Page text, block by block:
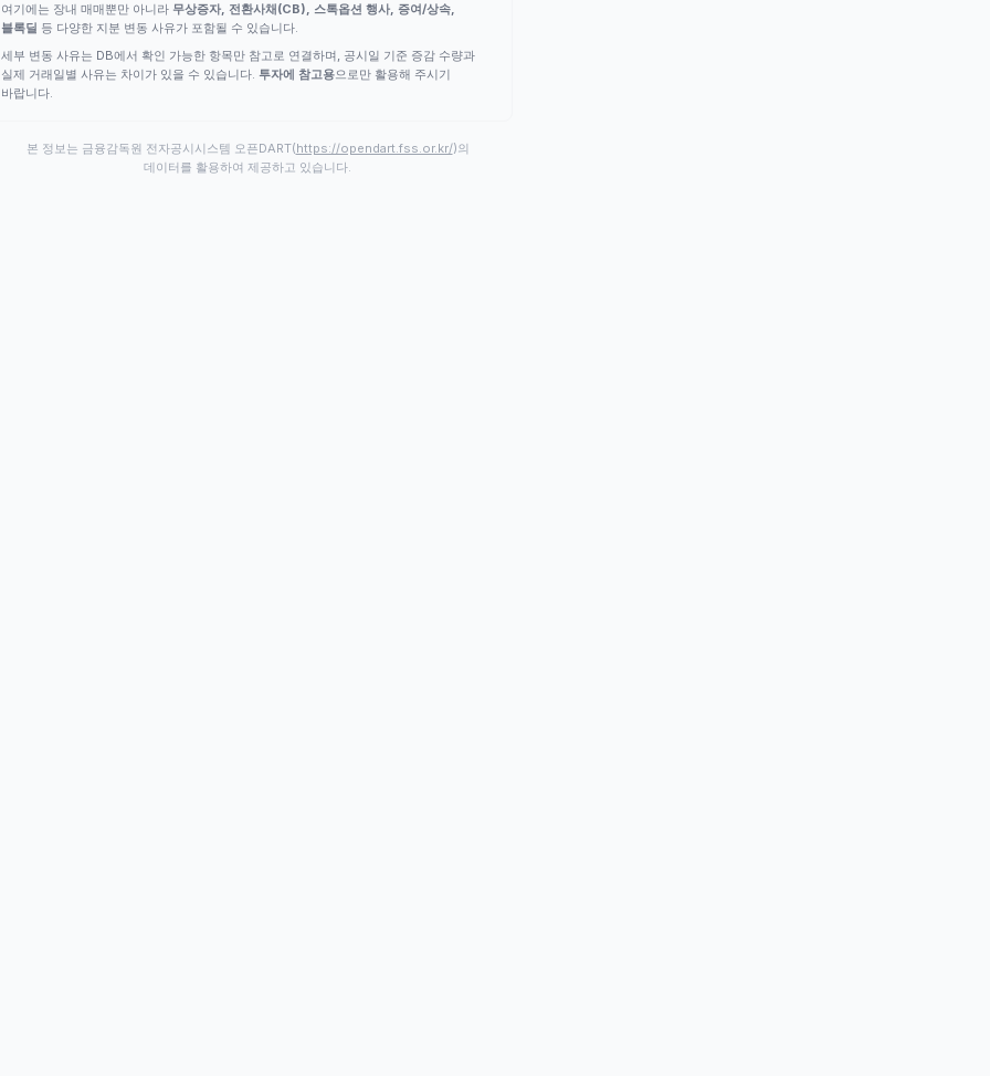
여기에는 장내 매매뿐만 아니라 무상증자, 전환사채(CB), 스톡옵션 행사, 증여/상속,
블록딜 등 다양한 지분 변동 사유가 포함될 수 있습니다.
세부 변동 사유는 DB에서 확인 가능한 항목만 참고로 연결하며, 공시일 기준 증감 수량과
실제 거래일별 사유는 차이가 있을 수 있습니다. 투자에 참고용으로만 활용해 주시기
바랍니다.
본 정보는 금융감독원 전자공시시스템 오픈DART(https://opendart.fss.or.kr/)의
데이터를 활용하여 제공하고 있습니다.